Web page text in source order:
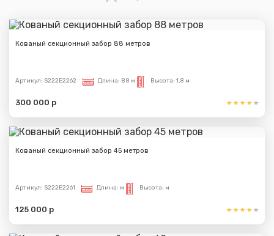
Кованый секционный забор 88 метров
Артикул: S222E2262 Длина: 88 м Высота: 1,8 м
300 000 р
Кованый секционный забор 45 метров
Артикул: S222E2261 Длина: м Высота: м
125 000 р